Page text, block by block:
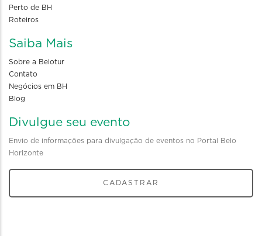
Perto de BH
Roteiros
Saiba Mais
Sobre a Belotur
Contato
Negócios em BH
Blog
Divulgue seu evento
Envio de informações para divulgação de eventos no Portal Belo
Horizonte
CADASTRAR